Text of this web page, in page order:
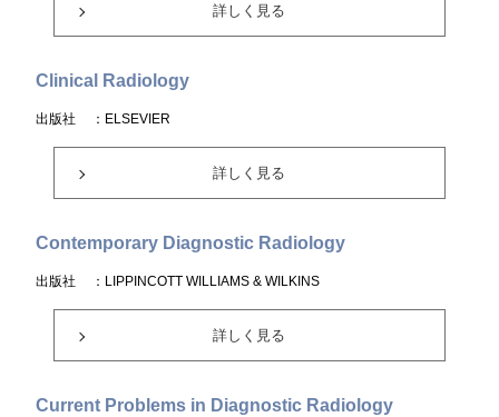
詳しく見る
Clinical Radiology
出版社 ：ELSEVIER
詳しく見る
Contemporary Diagnostic Radiology
出版社 ：LIPPINCOTT WILLIAMS & WILKINS
詳しく見る
Current Problems in Diagnostic Radiology